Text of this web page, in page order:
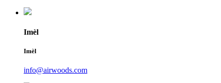
Imèl
Imèl
info@airwoods.com